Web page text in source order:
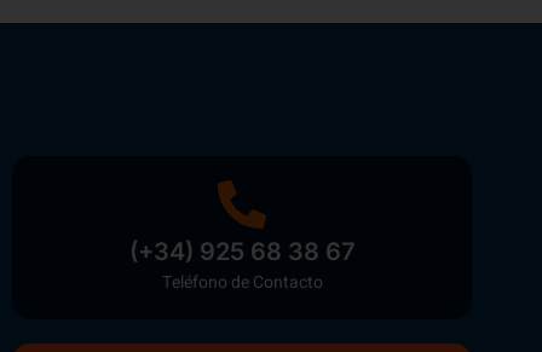
(+34) 925 68 38 67
Teléfono de Contacto